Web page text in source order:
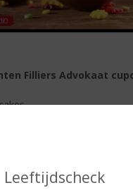
Leeftijdscheck
Filliers Advokaat